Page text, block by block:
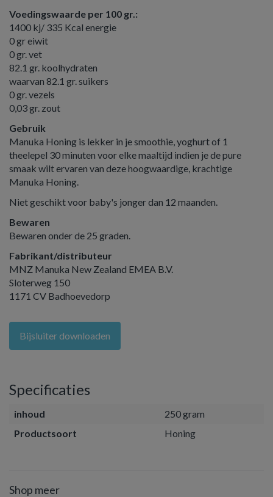
Voedingswaarde per 100 gr.:
1400 kj/ 335 Kcal energie
0 gr eiwit
0 gr. vet
82.1 gr. koolhydraten
waarvan 82.1 gr. suikers
0 gr. vezels
0,03 gr. zout
Gebruik
Manuka Honing is lekker in je smoothie, yoghurt of 1
theelepel 30 minuten voor elke maaltijd indien je de pure
smaak wilt ervaren van deze hoogwaardige, krachtige
Manuka Honing.
Niet geschikt voor baby's jonger dan 12 maanden.
Bewaren
Bewaren onder de 25 graden.
Fabrikant/distributeur
MNZ Manuka New Zealand EMEA B.V.
Sloterweg 150
1171 CV Badhoevedorp
Bijsluiter downloaden
Specificaties
inhoud
250 gram
Productsoort
Honing
Shop meer